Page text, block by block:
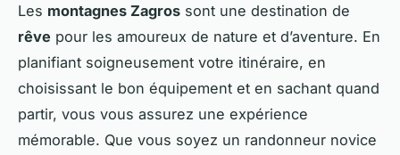
Les montagnes Zagros sont une destination de
rêve pour les amoureux de nature et d’aventure. En
planifiant soigneusement votre itinéraire, en
choisissant le bon équipement et en sachant quand
partir, vous vous assurez une expérience
mémorable. Que vous soyez un randonneur novice